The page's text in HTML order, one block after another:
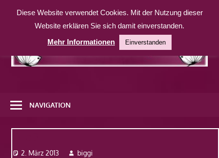
Inhalt
weitere
Website
NAVIGATION
2. März 2013 biggi
Diese Website verwendet Cookies. Mit der Nutzung dieser
Website erklären Sie sich damit einverstanden.
Mehr Informationen
Einverstanden